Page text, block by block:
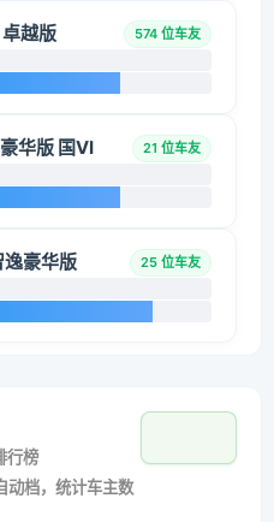
越版 574 位车友
华版 国VI 21 位车友
豪华版 25 位车友
行榜
动档，统计车主数